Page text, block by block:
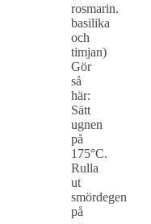
rosmarin.
basilika
och
timjan)
Gör
så
här:
Sätt
ugnen
på
175°C.
Rulla
ut
smördegen
på